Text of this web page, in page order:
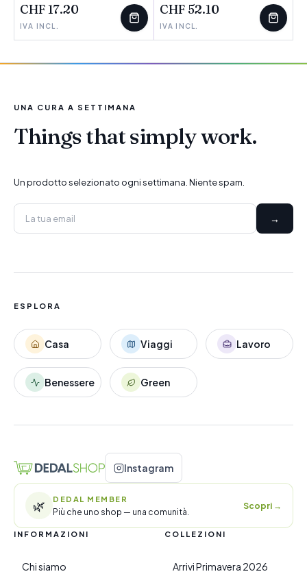
CHF 17.20
IVA INCL.
CHF 52.10
IVA INCL.
UNA CURA A SETTIMANA
Things that simply work.
Un prodotto selezionato ogni settimana. Niente spam.
→
ESPLORA
Casa Viaggi Lavoro
Benessere Green
Instagram
🌿 DEDAL MEMBER
Più che uno shop — una comunità.
Scopri →
INFORMAZIONI
Chi siamo
COLLEZIONI
Arrivi Primavera 2026